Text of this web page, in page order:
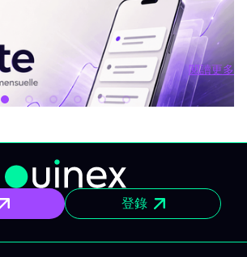
通知，每月僅需 29 歐元 簡明的投資方案、行
送到你的手機和電腦，無其他額外內容。 問
太多。每天市場上有太多分析、互有矛盾的
就是你不斷拖延，說「稍後再看」，最後只
主動掌握。 IVLite就是基於這種狀況誕生
每月 29 歐元，只給你最重要的內容：IVT 精
是什麼？ IVLite 就是獲得 IVT 推播通知的權
少。 具體來說，你能在手機與電腦收到 IVT
該注意什麼、關注理由為何。無須在資訊流
填充內容。 專門為想積極投資，但有工作、
盯著屏幕的人設計。 你會收到什麼？ 精準的
重要點位，讓你一眼聚焦，不會分心。 明確規
：需關注區域、預設劇本與失效臨界點。市場
有備而來。 短／中期簡報 行情動盪時把握波
性、投資人行為為依據，不是預設臆測、更
閱讀更多
閱讀
登錄